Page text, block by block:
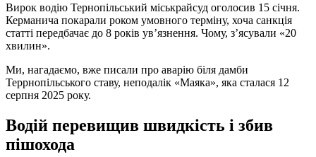
Вирок водію Тернопільський міськрайсуд оголосив 15 січня.
Керманича покарали роком умовного терміну, хоча санкція
статті передбачає до 8 років ув’язнення. Чому, з’ясували «20
хвилин».
Ми, нагадаємо, вже писали про аварію біля дамби
Террнопільського ставу, неподалік «Маяка», яка сталася 12
серпня 2025 року.
Водій перевищив швидкість і збив
пішохода